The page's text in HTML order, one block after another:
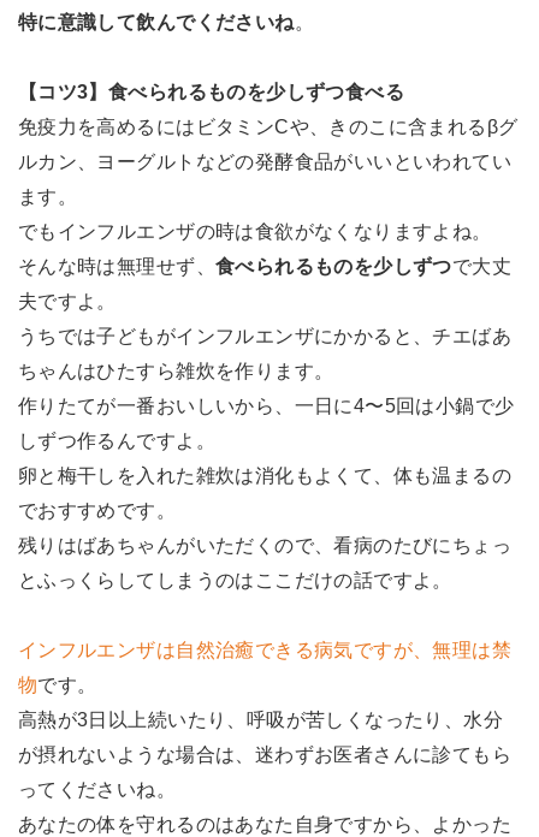
特に意識して飲んでくださいね。
【コツ3】食べられるものを少しずつ食べる
免疫力を高めるにはビタミンCや、きのこに含まれるβグ
ルカン、ヨーグルトなどの発酵食品がいいといわれてい
ます。
でもインフルエンザの時は食欲がなくなりますよね。
そんな時は無理せず、 食べられるものを少しずつで大丈
夫ですよ。
うちでは子どもがインフルエンザにかかると、チエばあ
ちゃんはひたすら雑炊を作ります。
作りたてが一番おいしいから、一日に4〜5回は小鍋で少
しずつ作るんですよ。
卵と梅干しを入れた雑炊は消化もよくて、体も温まるの
でおすすめです。
残りはばあちゃんがいただくので、看病のたびにちょっ
とふっくらしてしまうのはここだけの話ですよ。
インフルエンザは自然治癒できる病気ですが、無理は禁
物です。
高熱が3日以上続いたり、呼吸が苦しくなったり、水分
が摂れないような場合は、迷わずお医者さんに診てもら
ってくださいね。
あなたの体を守れるのはあなた自身ですから、よかった